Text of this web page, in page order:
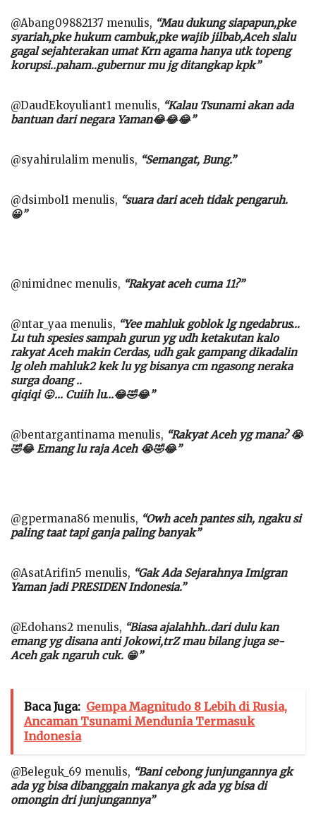
@Abang09882137 menulis, “Mau dukung siapapun,pke
syariah,pke hukum cambuk,pke wajib jilbab,Aceh slalu
gagal sejahterakan umat Krn agama hanya utk topeng
korupsi..paham..gubernur mu jg ditangkap kpk”
@DaudEkoyuliant1 menulis, “Kalau Tsunami akan ada
bantuan dari negara Yaman😂😂😂”
@syahirulalim menulis, “Semangat, Bung.”
@dsimbol1 menulis, “suara dari aceh tidak pengaruh.
😀”
@nimidnec menulis, “Rakyat aceh cuma 11?”
@ntar_yaa menulis, “Yee mahluk goblok lg ngedabrus…
Lu tuh spesies sampah gurun yg udh ketakutan kalo
rakyat Aceh makin Cerdas, udh gak gampang dikadalin
lg oleh mahluk2 kek lu yg bisanya cm ngasong neraka
surga doang ..
qiqiqi 😛… Cuiih lu…😂🤣😂”
@bentargantinama menulis, “Rakyat Aceh yg mana? 😭
🤣😂 Emang lu raja Aceh 😭🤣😂”
@gpermana86 menulis, “Owh aceh pantes sih, ngaku si
paling taat tapi ganja paling banyak”
@AsatArifin5 menulis, “Gak Ada Sejarahnya Imigran
Yaman jadi PRESIDEN Indonesia.”
@Edohans2 menulis, “Biasa ajalahhh..dari dulu kan
emang yg disana anti Jokowi,trZ mau bilang juga se-
Aceh gak ngaruh cuk. 😁”
Baca Juga: Gempa Magnitudo 8 Lebih di Rusia,
Ancaman Tsunami Mendunia Termasuk
Indonesia
@Beleguk_69 menulis, “Bani cebong junjungannya gk
ada yg bisa dibanggain makanya gk ada yg bisa di
omongin dri junjungannya”